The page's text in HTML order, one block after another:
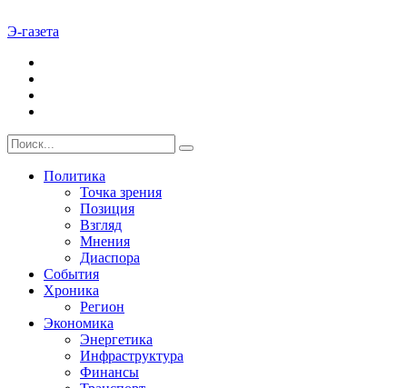
Э-газета
Политика
Точка зрения
Позиция
Взгляд
Мнения
Диаспора
События
Хроника
Регион
Экономика
Энергетика
Инфраструктура
Финансы